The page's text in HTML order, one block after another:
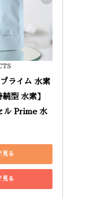
ライム 水素
型 水素】
ル Prime 水
見る
見る